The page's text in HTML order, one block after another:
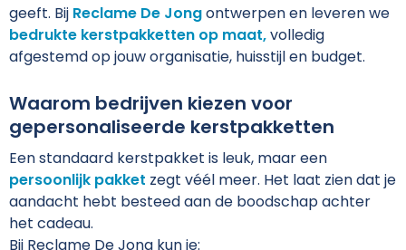
Kerst
Kinderen, Peuters en Baby's
Klokken, Horloges en Weerstations
Lampen en Gereedschap
Levensmiddelen
Paraplu's
Golftassen
Heuptassen
Jute tassen
Katoenen draagtassen
Kledingtassen
Koeltassen en Koelboxen
Zweetbandjes
Gilets
Schoenen en accessoires
Sweaters
Handschoenen
Kleding sets
Kledingaccessoires
Ondergoed en Sokken
Overalls
Overhemden
Werkpolo's
Reflecterende polo's
Jas bedrukken
Kledingaccessoires
Ondergoed en Sokken
Peuters en Baby's
Polo's bedrukken
Regenkleding
geeft. Bij Reclame De Jongontwerpen en leveren we
bedrukte kerstpakketten op maat,volledig
afgestemd op jouw organisatie, huisstijl en budget.
Waarom bedrijven kiezen voor
gepersonaliseerde kerstpakketten
Een standaard kerstpakket is leuk, maar een
persoonlijk pakket zegt véél meer. Het laat zien dat je
aandacht hebt besteed aan de boodschap achter
het cadeau.
Bij Reclame De Jong kun je: